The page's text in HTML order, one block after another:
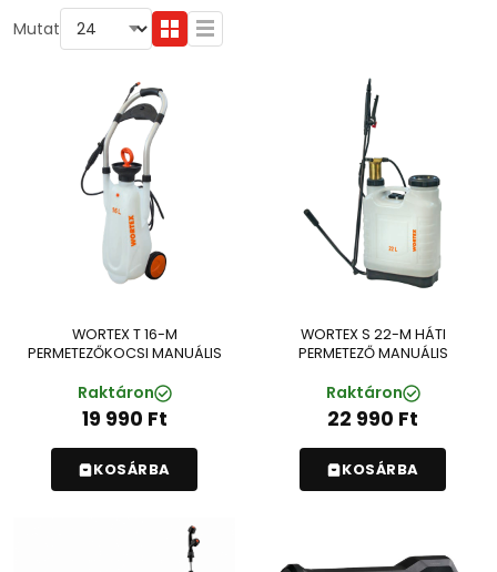
Mutat
WORTEX T 16-M
PERMETEZŐKOCSI MANUÁLIS
Raktáron
19 990 Ft
KOSÁRBA
WORTEX S 22-M HÁTI
PERMETEZŐ MANUÁLIS
Raktáron
22 990 Ft
KOSÁRBA